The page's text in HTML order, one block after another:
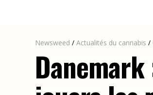
Newsweed / Actualités du cannabis /